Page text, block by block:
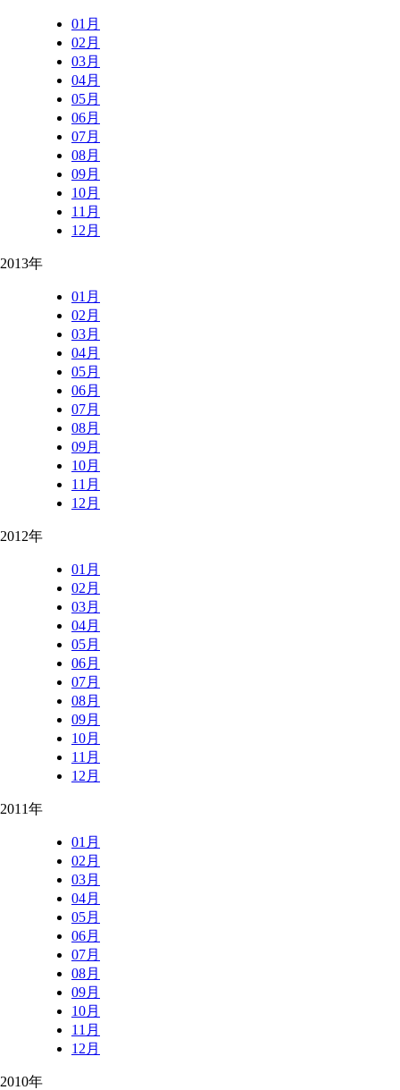
01月
02月
03月
04月
05月
06月
07月
08月
09月
10月
11月
12月
2013年
01月
02月
03月
04月
05月
06月
07月
08月
09月
10月
11月
12月
2012年
01月
02月
03月
04月
05月
06月
07月
08月
09月
10月
11月
12月
2011年
01月
02月
03月
04月
05月
06月
07月
08月
09月
10月
11月
12月
2010年